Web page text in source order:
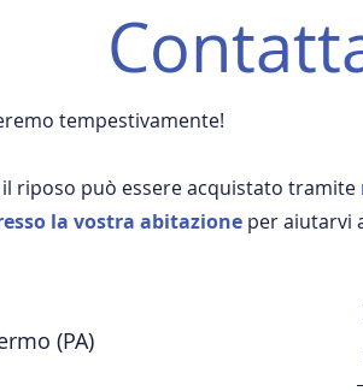
tempestivamente!
riposo può essere acquistato tramite
la vostra abitazione per aiutarvi
(PA)